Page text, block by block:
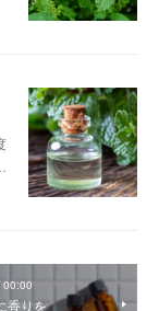
00:00
香りを